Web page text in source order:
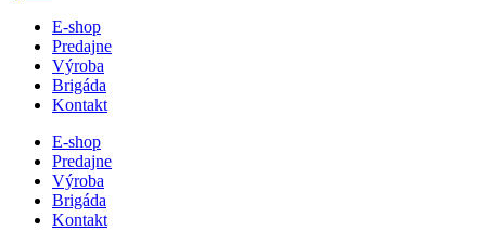
E-shop
Predajne
Výroba
Brigáda
Kontakt
E-shop
Predajne
Výroba
Brigáda
Kontakt